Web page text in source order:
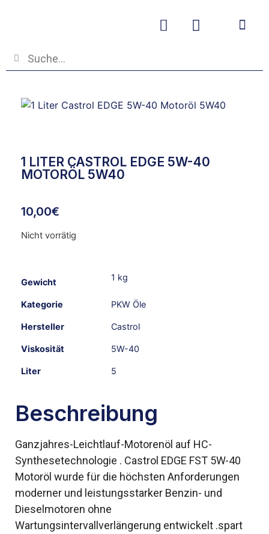
1 LITER CASTROL EDGE 5W-40
MOTORÖL 5W40
10,00€
Nicht vorrätig
Gewicht 1 kg
Kategorie PKW Öle
Hersteller Castrol
Viskosität 5W-40
Liter 5
Beschreibung
Ganzjahres-Leichtlauf-Motorenöl auf HC-
Synthesetechnologie . Castrol EDGE FST 5W-40
Motoröl wurde für die höchsten Anforderungen
moderner und leistungsstarker Benzin- und
Dieselmotoren ohne
Wartungsintervallverlängerung entwickelt .spart